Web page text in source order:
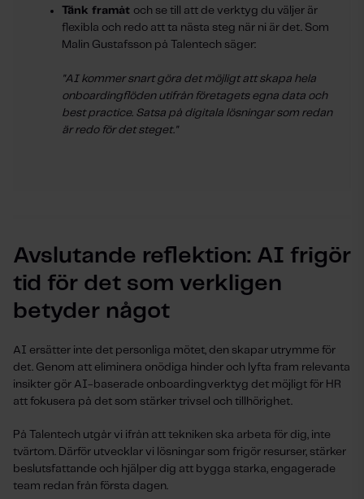
Tänk framåt och se till att de verktyg du väljer är
flexibla och redo att ta nästa steg när ni är det. Som
Malin Gustafsson på Talentech säger:
"AI kommer snart göra det möjligt att skapa hela
onboardingflöden utifrån företagets egna data och
best practice. Satsa på digitala lösningar som redan
är redo för det steget."
Avslutande reflektion: AI frigör
tid för det som verkligen
betyder något
AI ersätter inte det personliga mötet, den skapar utrymme för
det. Genom att eliminera onödiga hinder och lyfta fram relevanta
insikter gör AI-baserade onboardingverktyg det möjligt för HR
att fokusera på det som stärker trivsel och tillhörighet.
På Talentech utgår vi ifrån att tekniken ska arbeta för dig, inte
tvärtom. Därför utvecklar vi lösningar som frigör resurser, stärker
beslutsfattande och hjälper dig att bygga starka, engagerade
team redan från första dagen.